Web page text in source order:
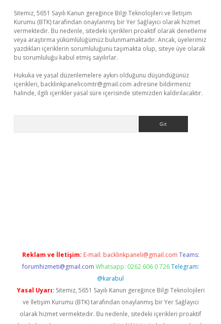
Sitemiz, 5651 Sayılı Kanun gereğince Bilgi Teknolojileri ve İletişim
Kurumu (BTK) tarafından onaylanmış bir Yer Sağlayıcı olarak hizmet
vermektedir. Bu nedenle, sitedeki içerikleri proaktif olarak denetleme
veya araştırma yükümlülüğümüz bulunmamaktadır. Ancak, üyelerimiz
yazdıkları içeriklerin sorumluluğunu taşımakta olup, siteye üye olarak
bu sorumluluğu kabul etmiş sayılırlar.
Hukuka ve yasal düzenlemelere aykırı olduğunu düşündüğünüz
içerikleri, backlinkpanelicomtr@gmail.com adresine bildirmeniz
halinde, ilgili içerikler yasal süre içerisinde sitemizden kaldırılacaktır.
Reklam ve İletişim: E-mail: backlinkpaneli@gmail.com Teams:
forumhizmeti@gmail.com Whatsapp: 0262 606 0 726 Telegram:
@karabul
Yasal Uyarı: Sitemiz, 5651 Sayılı Kanun gereğince Bilgi Teknolojileri
ve İletişim Kurumu (BTK) tarafından onaylanmış bir Yer Sağlayıcı
olarak hizmet vermektedir. Bu nedenle, sitedeki içerikleri proaktif